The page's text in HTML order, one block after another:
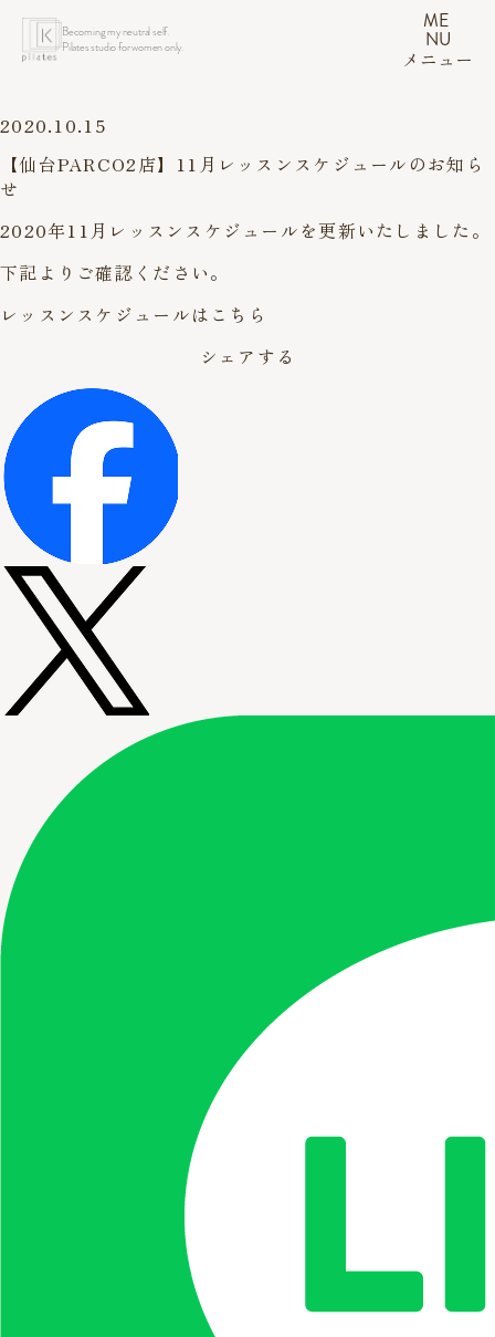
Becoming my neutral self.
Pilates studio for women only.
ME
NU
メニュー
2020.10.15
【仙台PARCO2店】11月レッスンスケジュールのお知ら
せ
2020年11月レッスンスケジュールを更新いたしました。
下記よりご確認ください。
レッスンスケジュールはこちら
シェアする